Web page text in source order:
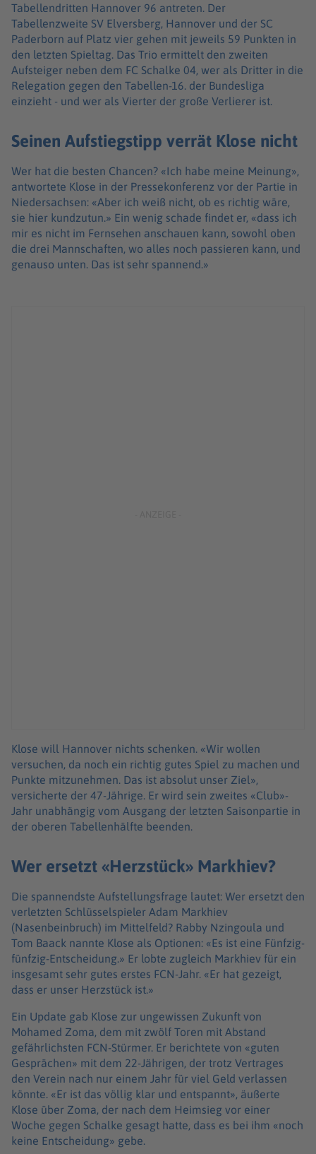
Tabellendritten Hannover 96 antreten. Der
Tabellenzweite SV Elversberg, Hannover und der SC
Paderborn auf Platz vier gehen mit jeweils 59 Punkten in
den letzten Spieltag. Das Trio ermittelt den zweiten
Aufsteiger neben dem FC Schalke 04, wer als Dritter in die
Relegation gegen den Tabellen-16. der Bundesliga
einzieht - und wer als Vierter der große Verlierer ist.
Seinen Aufstiegstipp verrät Klose nicht
Wer hat die besten Chancen? «Ich habe meine Meinung»,
antwortete Klose in der Pressekonferenz vor der Partie in
Niedersachsen: «Aber ich weiß nicht, ob es richtig wäre,
sie hier kundzutun.» Ein wenig schade findet er, «dass ich
mir es nicht im Fernsehen anschauen kann, sowohl oben
die drei Mannschaften, wo alles noch passieren kann, und
genauso unten. Das ist sehr spannend.»
Klose will Hannover nichts schenken. «Wir wollen
versuchen, da noch ein richtig gutes Spiel zu machen und
Punkte mitzunehmen. Das ist absolut unser Ziel»,
versicherte der 47-Jährige. Er wird sein zweites «Club»-
Jahr unabhängig vom Ausgang der letzten Saisonpartie in
der oberen Tabellenhälfte beenden.
Wer ersetzt «Herzstück» Markhiev?
Die spannendste Aufstellungsfrage lautet: Wer ersetzt den
verletzten Schlüsselspieler Adam Markhiev
(Nasenbeinbruch) im Mittelfeld? Rabby Nzingoula und
Tom Baack nannte Klose als Optionen: «Es ist eine Fünfzig-
fünfzig-Entscheidung.» Er lobte zugleich Markhiev für ein
insgesamt sehr gutes erstes FCN-Jahr. «Er hat gezeigt,
dass er unser Herzstück ist.»
Ein Update gab Klose zur ungewissen Zukunft von
Mohamed Zoma, dem mit zwölf Toren mit Abstand
gefährlichsten FCN-Stürmer. Er berichtete von «guten
Gesprächen» mit dem 22-Jährigen, der trotz Vertrages
den Verein nach nur einem Jahr für viel Geld verlassen
könnte. «Er ist das völlig klar und entspannt», äußerte
Klose über Zoma, der nach dem Heimsieg vor einer
Woche gegen Schalke gesagt hatte, dass es bei ihm «noch
keine Entscheidung» gebe.